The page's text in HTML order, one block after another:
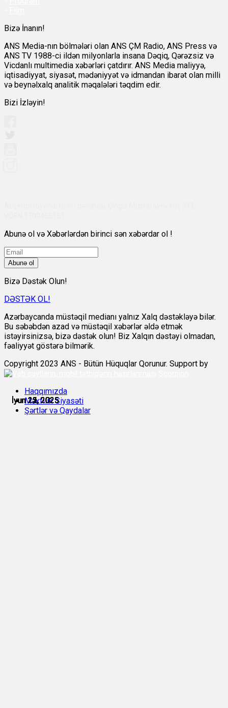
İyun 21, 2025
İyun 22, 2025
İyun 22, 2025
İyun 23, 2025
İyun 23, 2025
İyun 25, 2025
Bizə İnanın!
ANS Media-nın bölmələri olan ANS ÇM Radio, ANS Press və
ANS TV 1988-ci ildən milyonlarla insana Dəqiq, Qərəzsiz və
Vicdanlı multimedia xəbərləri çatdırır. ANS Media maliyyə,
iqtisadiyyat, siyasət, mədəniyyət və idmandan ibarət olan milli
və beynəlxalq analitik məqalələri təqdim edir.
Bizi İzləyin!
Abunə ol və Xəbərlərdən birinci sən xəbərdar ol !
Abunə ol
Bizə Dəstək Olun!
DƏSTƏK OL!
Azərbaycanda müstəqil medianı yalnız Xalq dəstəkləyə bilər.
Bu səbəbdən azad və müstəqil xəbərlər əldə etmək
istəyirsinizsə, bizə dəstək olun! Biz Xalqın dəstəyi olmadan,
fəaliyyət göstərə bilmərik.
Copyright 2023 ANS - Bütün Hüquqlar Qorunur. Support by
Haqqımızda
Məxfilik Siyasəti
Şərtlər və Qaydalar